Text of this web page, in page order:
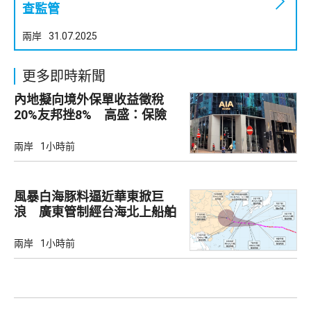
查監管
兩岸 31.07.2025
更多即時新聞
內地擬向境外保單收益徵稅
20%友邦挫8% 高盛：保險
兩岸 1小時前
風暴白海豚料逼近華東掀巨
浪 廣東管制經台海北上船舶
兩岸 1小時前